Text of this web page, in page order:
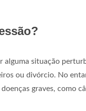
alguma situação
ou divórcio. No
graves, como